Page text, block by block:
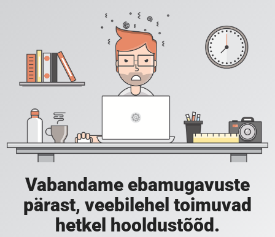
Vabandame ebamugavuste
pärast, veebilehel toimuvad
hetkel hooldustõõd.